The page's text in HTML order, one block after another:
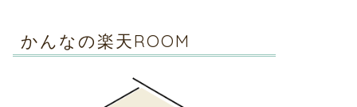
かんなの楽天ROOM